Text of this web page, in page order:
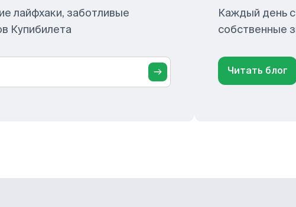
лайфхаки, заботливые
Купибилета
Каждый день
собственные
Читать блог